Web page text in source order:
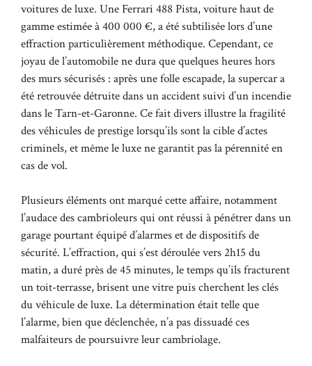
voitures de luxe. Une Ferrari 488 Pista, voiture haut de
gamme estimée à 400 000 €, a été subtilisée lors d’une
effraction particulièrement méthodique. Cependant, ce
joyau de l’automobile ne dura que quelques heures hors
des murs sécurisés : après une folle escapade, la supercar a
été retrouvée détruite dans un accident suivi d’un incendie
dans le Tarn-et-Garonne. Ce fait divers illustre la fragilité
des véhicules de prestige lorsqu’ils sont la cible d’actes
criminels, et même le luxe ne garantit pas la pérennité en
cas de vol.
Plusieurs éléments ont marqué cette affaire, notamment
l’audace des cambrioleurs qui ont réussi à pénétrer dans un
garage pourtant équipé d’alarmes et de dispositifs de
sécurité. L’effraction, qui s’est déroulée vers 2h15 du
matin, a duré près de 45 minutes, le temps qu’ils fracturent
un toit-terrasse, brisent une vitre puis cherchent les clés
du véhicule de luxe. La détermination était telle que
l’alarme, bien que déclenchée, n’a pas dissuadé ces
malfaiteurs de poursuivre leur cambriolage.